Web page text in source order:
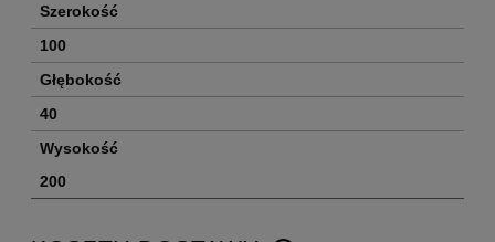
Szerokość
100
Głębokość
40
Wysokość
200